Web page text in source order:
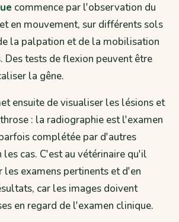
commence par l'observation du
en mouvement, sur différents sols
la palpation et de la mobilisation
Des tests de flexion peuvent être
la gêne.
ensuite de visualiser les lésions et
: la radiographie est l'examen
complétée par d'autres
les cas. C'est au vétérinaire qu'il
les examens pertinents et d'en
car les images doivent
en regard de l'examen clinique.